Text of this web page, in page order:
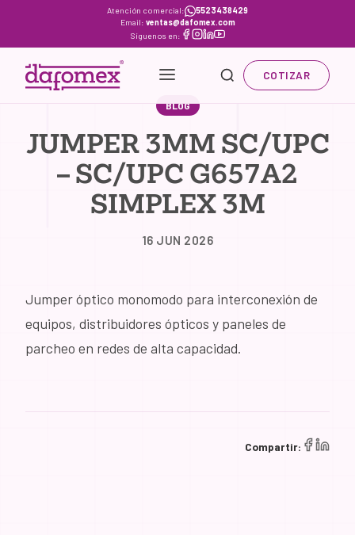
content
Atención comercial:
5523438429
Email: ventas@dafomex.com
Síguenos en:
COTIZAR
BLOG
JUMPER 3MM SC/UPC
– SC/UPC G657A2
SIMPLEX 3M
16 JUN 2026
Jumper óptico monomodo para interconexión de
equipos, distribuidores ópticos y paneles de
parcheo en redes de alta capacidad.
Compartir: